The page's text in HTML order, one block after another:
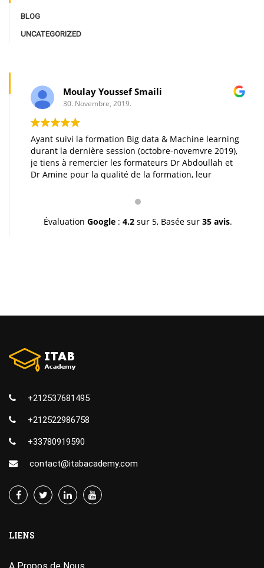
BLOG
UNCATEGORIZED
Moulay Youssef Smaili
30. Novembre, 2019.
Ayant suivi la formation Big data & Machine learning
durant la dernière session (octobre-novemvre 2019),
je tiens à remercier les formateurs Dr Abdoullah et
Dr Amine pour la qualité de la formation, leur
très bonne continuation et à très bientôt inchallah.
Évaluation Google : 4.2 sur 5, Basée sur 35 avis.
+212537681495
+212522986758
+33780919590
contact@itabacademy.com
LIENS